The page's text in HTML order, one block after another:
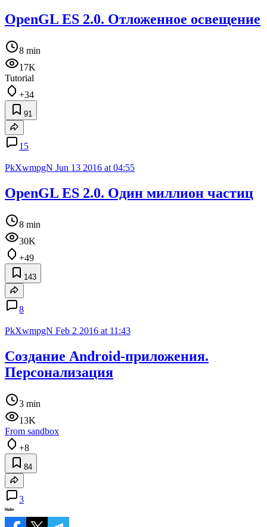
OpenGL ES 2.0. Отложенное освещение
8 min
17K
Tutorial
+34
91
15
PkXwmpgN Jun 13 2016 at 04:55
OpenGL ES 2.0. Один миллион частиц
8 min
30K
+49
143
8
PkXwmpgN Feb 2 2016 at 11:43
Создание Android-приложения.
Персонализация
3 min
13K
From sandbox
+8
84
3